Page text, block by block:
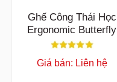
Ghế Công Thái Học
Ergonomic Butterfly
GD42
Giá bán: Liên hệ